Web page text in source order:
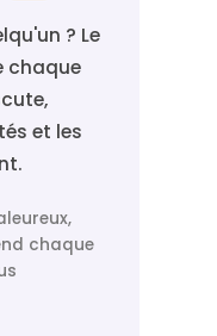
? Le
chaque
et les
chaque